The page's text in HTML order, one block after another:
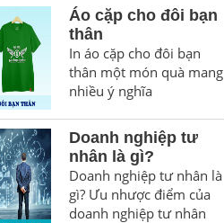
Áo cặp cho đôi bạn
thân
In áo cặp cho đôi bạn
thân một món quà mang
nhiều ý nghĩa
Doanh nghiệp tư
nhân là gì?
Doanh nghiệp tư nhân là
gì? Ưu nhược điểm của
doanh nghiệp tư nhân